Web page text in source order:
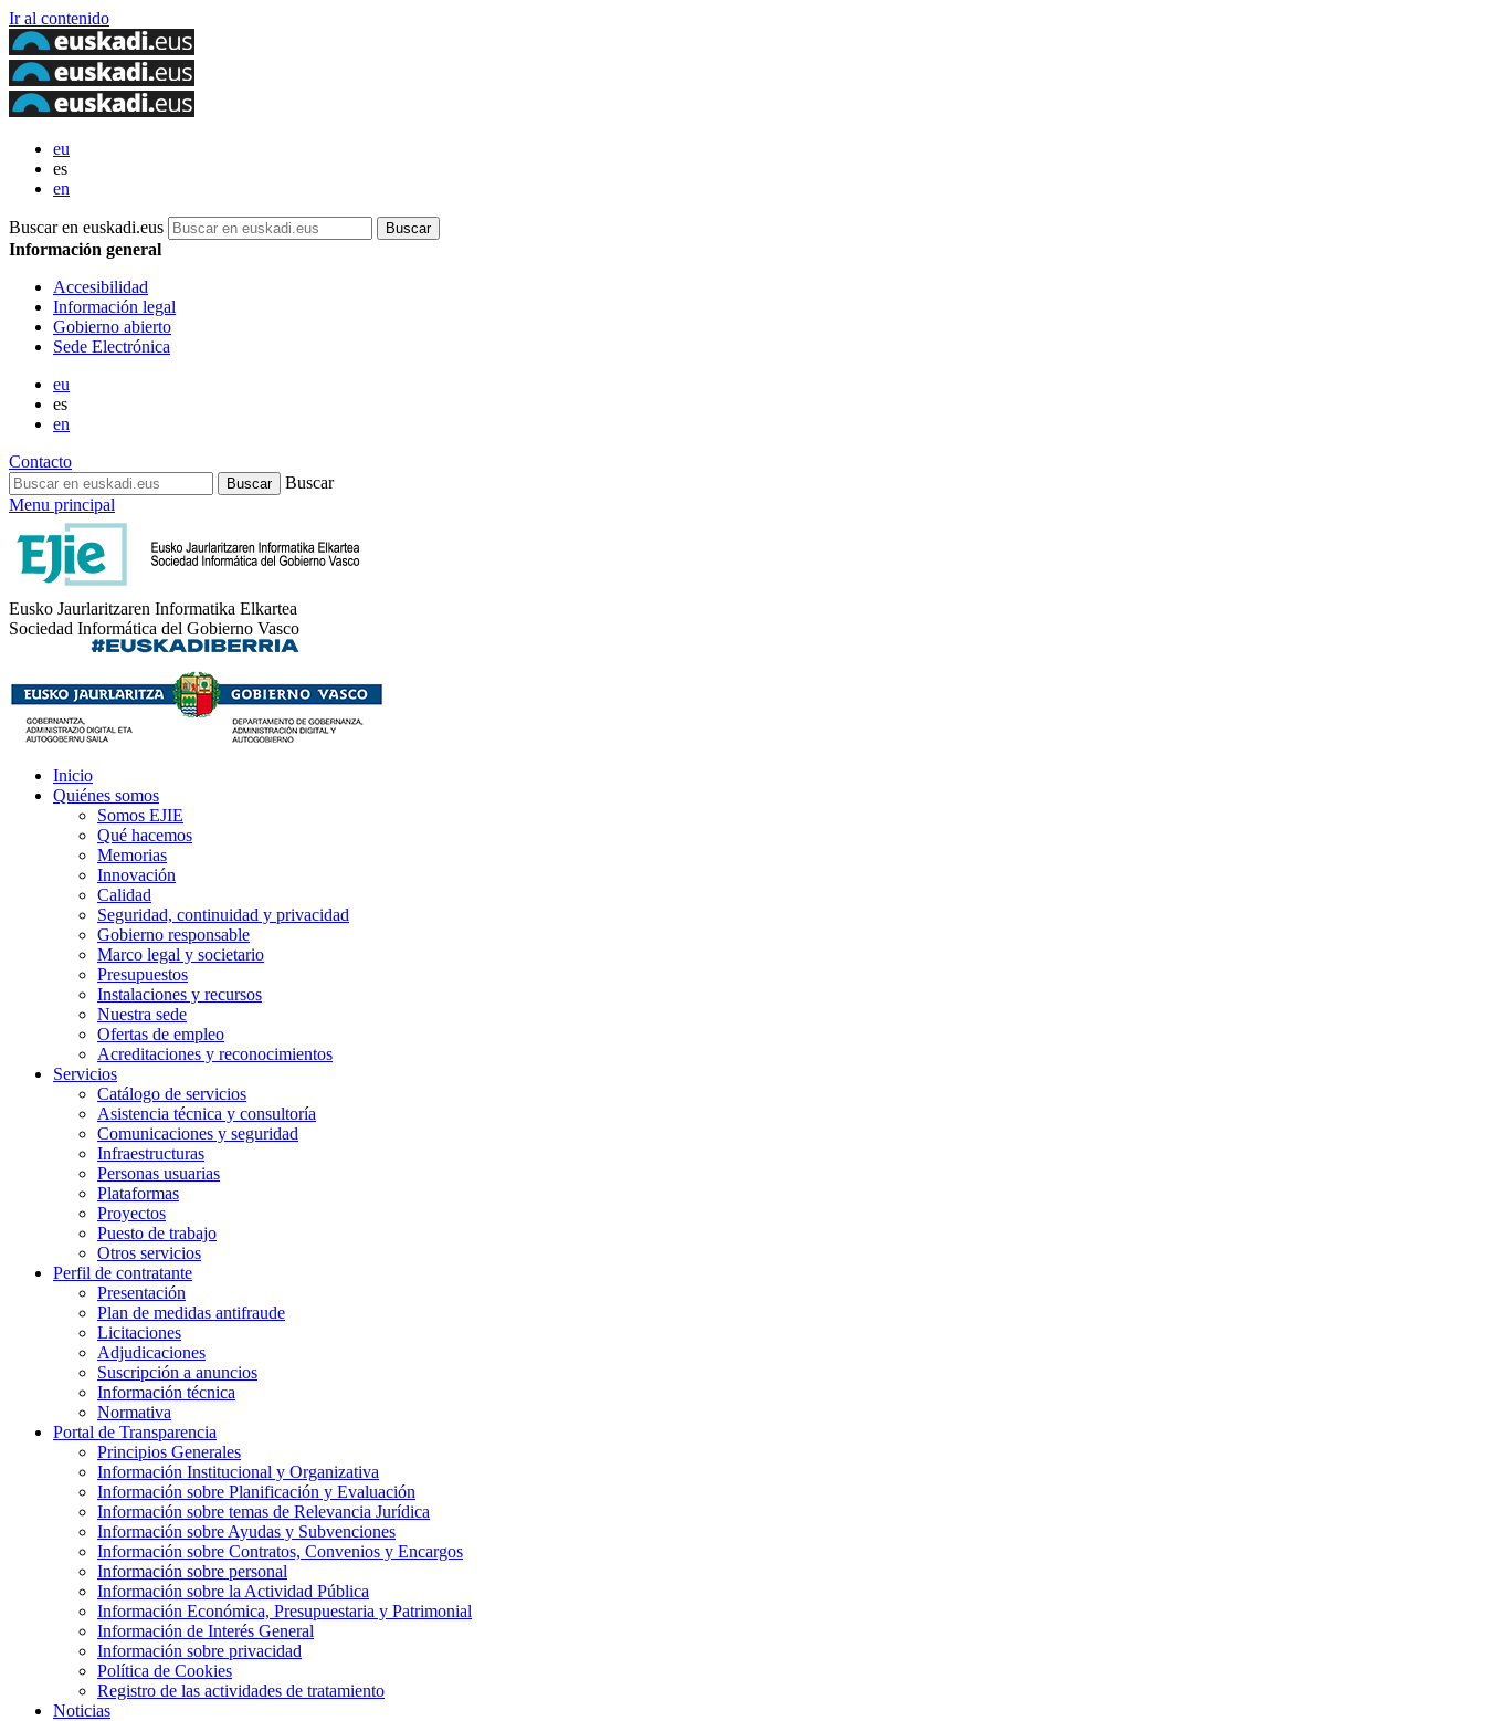
Ir al contenido
eu
es
en
Buscar en euskadi.eus
Información general
Accesibilidad
Información legal
Gobierno abierto
Sede Electrónica
eu
es
en
Contacto
Buscar
Menu principal
Eusko Jaurlaritzaren Informatika Elkartea
Sociedad Informática del Gobierno Vasco
Inicio
Quiénes somos
Somos EJIE
Qué hacemos
Memorias
Innovación
Calidad
Seguridad, continuidad y privacidad
Gobierno responsable
Marco legal y societario
Presupuestos
Instalaciones y recursos
Nuestra sede
Ofertas de empleo
Acreditaciones y reconocimientos
Servicios
Catálogo de servicios
Asistencia técnica y consultoría
Comunicaciones y seguridad
Infraestructuras
Personas usuarias
Plataformas
Proyectos
Puesto de trabajo
Otros servicios
Perfil de contratante
Presentación
Plan de medidas antifraude
Licitaciones
Adjudicaciones
Suscripción a anuncios
Información técnica
Normativa
Portal de Transparencia
Principios Generales
Información Institucional y Organizativa
Información sobre Planificación y Evaluación
Información sobre temas de Relevancia Jurídica
Información sobre Ayudas y Subvenciones
Información sobre Contratos, Convenios y Encargos
Información sobre personal
Información sobre la Actividad Pública
Información Económica, Presupuestaria y Patrimonial
Información de Interés General
Información sobre privacidad
Política de Cookies
Registro de las actividades de tratamiento
Noticias